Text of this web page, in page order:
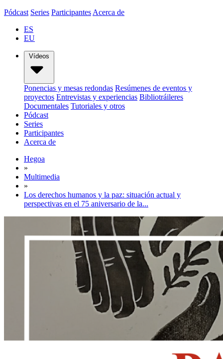
Pódcast Series Participantes Acerca de
ES
EU
Vídeos
Ponencias y mesas redondas Resúmenes de eventos y
proyectos Entrevistas y experiencias Bibliotráileres
Documentales Tutoriales y otros
Pódcast
Series
Participantes
Acerca de
Hegoa
»
Multimedia
»
Los derechos humanos y la paz: situación actual y
perspectivas en el 75 aniversario de la...